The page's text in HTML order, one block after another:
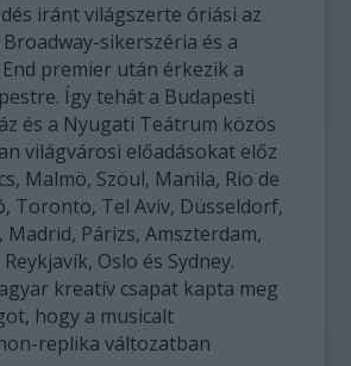
iránt világszerte óriási az
sikerszéria és a
premier után érkezik a
Így tehát a Budapesti
és a Nyugati Teátrum közös
világvárosi előadásokat előz
Malmö, Szöul, Manila, Rio de
Toronto, Tel Aviv, Düsseldorf,
Madrid, Párizs, Amszterdam,
Oslo és Sydney.
kreatív csapat kapta meg
hogy a musicalt
replika változatban